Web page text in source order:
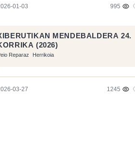
01-03 995
MENDEBALDERA 24.
(2026)
Reparaz Herrikoia
03-27 1245